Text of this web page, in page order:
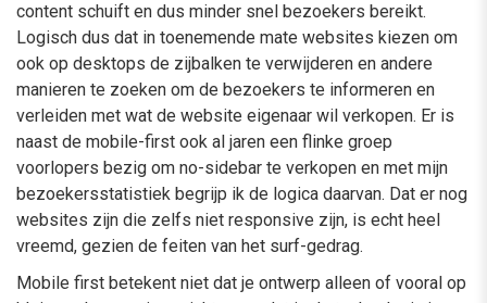
content schuift en dus minder snel bezoekers bereikt.
Logisch dus dat in toenemende mate websites kiezen om
ook op desktops de zijbalken te verwijderen en andere
manieren te zoeken om de bezoekers te informeren en
verleiden met wat de website eigenaar wil verkopen. Er is
naast de mobile-first ook al jaren een flinke groep
voorlopers bezig om no-sidebar te verkopen en met mijn
bezoekersstatistiek begrijp ik de logica daarvan. Dat er nog
websites zijn die zelfs niet responsive zijn, is echt heel
vreemd, gezien de feiten van het surf-gedrag.
Mobile first betekent niet dat je ontwerp alleen of vooral op